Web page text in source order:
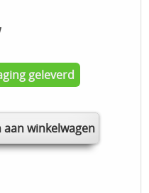
geleverd